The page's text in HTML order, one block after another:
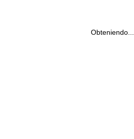
Obteniendo...